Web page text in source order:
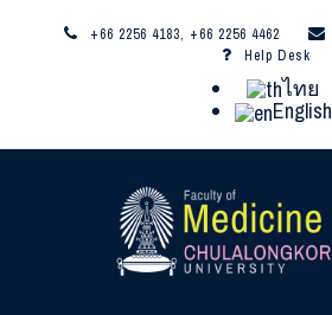
+66 2256 4183, +66 2256 4462
Help Desk
ไทย
English